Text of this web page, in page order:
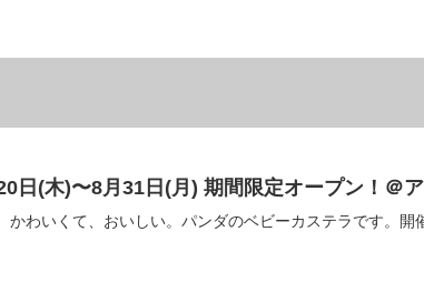
日(木)〜8月31日(月) 期間限定オープン！＠
かわいくて、おいしい。パンダのベビーカステラです。